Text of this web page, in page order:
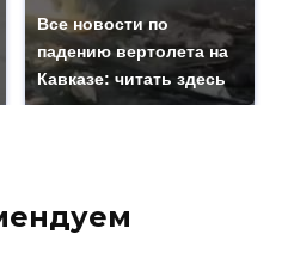
Все новости по
падению вертолета на
Кавказе: читать здесь